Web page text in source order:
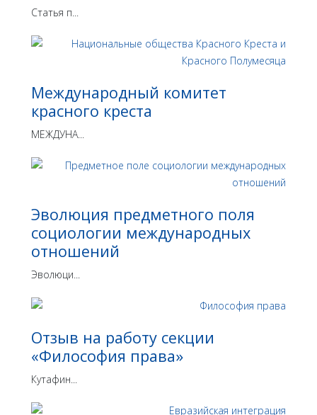
Статья п...
Международный комитет
красного креста
МЕЖДУНА...
Эволюция предметного поля
социологии международных
отношений
Эволюци...
Отзыв на работу секции
«Философия права»
Кутафин...